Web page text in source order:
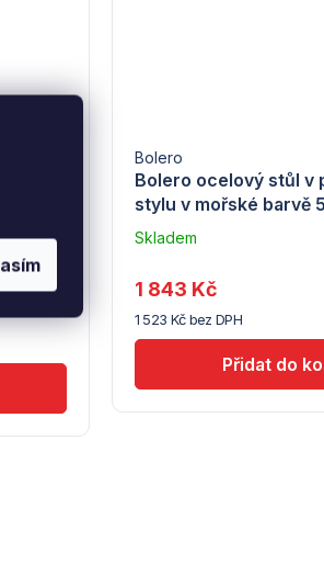
Bolero ocelový stůl v
stylu v mořské barvě
Bolero
Skladem
dodavatele
(10)
1 523 Kč bez DPH
1 843 Kč